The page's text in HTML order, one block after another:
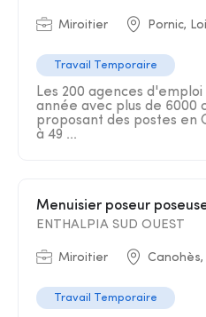
Miroitier Pornic,
Travail Temporaire
Les 200 agences
année avec plus de 6000
proposant des postes en
à 49 ...
Menuisier poseur
ENTHALPIA SUD OUEST
Miroitier
Travail Temporaire